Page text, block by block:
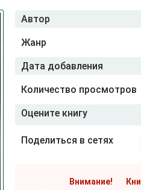
Автор
Жанр
Дата добавления
Количество просмотров
Оцените книгу
Поделиться в сетях
Внимание!